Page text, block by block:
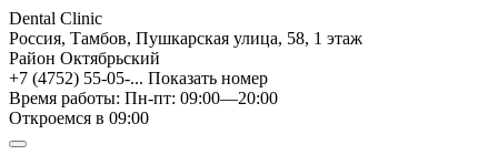
Dental Clinic
Россия, Тамбов, Пушкарская улица, 58, 1 этаж
Район Октябрьский
+7 (4752) 55-05-... Показать номер
Время работы: Пн-пт: 09:00—20:00
Откроемся в 09:00